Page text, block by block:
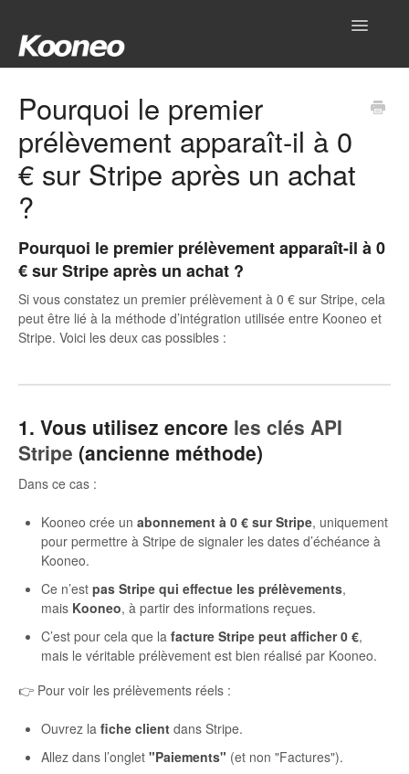
Toggle
Produits
Outils
Intégrations
Autres
Pourquoi le premier
prélèvement apparaît-il à 0
€ sur Stripe après un achat
?
Pourquoi le premier prélèvement apparaît-il à 0
€ sur Stripe après un achat ?
Si vous constatez un premier prélèvement à 0 € sur Stripe, cela
peut être lié à la méthode d’intégration utilisée entre Kooneo et
Stripe. Voici les deux cas possibles :
1. Vous utilisez encore les clés API
Stripe (ancienne méthode)
Dans ce cas :
Kooneo crée un abonnement à 0 € sur Stripe, uniquement
pour permettre à Stripe de signaler les dates d’échéance à
Kooneo.
Ce n’est pas Stripe qui effectue les prélèvements,
mais Kooneo, à partir des informations reçues.
C’est pour cela que la facture Stripe peut afficher 0 €,
mais le véritable prélèvement est bien réalisé par Kooneo.
👉 Pour voir les prélèvements réels :
Ouvrez la fiche client dans Stripe.
Allez dans l’onglet "Paiements" (et non "Factures").